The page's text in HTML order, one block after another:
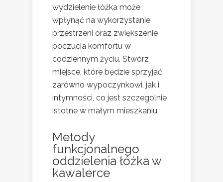
wydzielenie łóżka może
wpłynąć na wykorzystanie
przestrzeni oraz zwiększenie
poczucia komfortu w
codziennym życiu. Stwórz
miejsce, które będzie sprzyjać
zarówno wypoczynkowi, jak i
intymności, co jest szczególnie
istotne w małym mieszkaniu.
Metody
funkcjonalnego
oddzielenia łóżka w
kawalerce